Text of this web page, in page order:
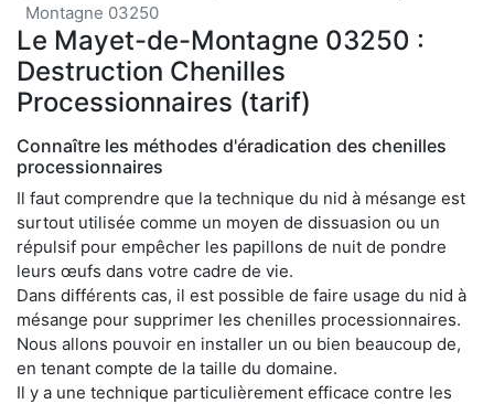
Montagne 03250
Le Mayet-de-Montagne 03250 :
Destruction Chenilles
Processionnaires (tarif)
Connaître les méthodes d'éradication des chenilles
processionnaires
Il faut comprendre que la technique du nid à mésange est
surtout utilisée comme un moyen de dissuasion ou un
répulsif pour empêcher les papillons de nuit de pondre
leurs œufs dans votre cadre de vie.
Dans différents cas, il est possible de faire usage du nid à
mésange pour supprimer les chenilles processionnaires.
Nous allons pouvoir en installer un ou bien beaucoup de,
en tenant compte de la taille du domaine.
Il y a une technique particulièrement efficace contre les